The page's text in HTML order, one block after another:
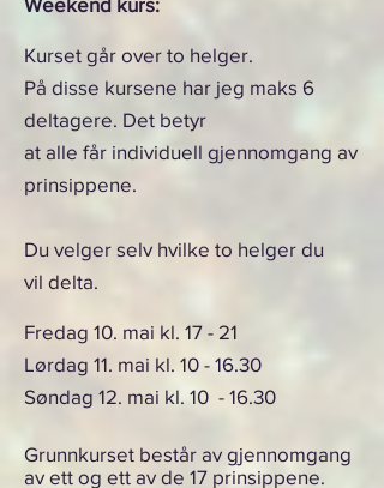
Kurset går over to helger.
På disse kursene har jeg maks 6
deltagere. Det betyr
at alle får individuell gjennomgang av
prinsippene.
Du velger selv hvilke to helger du
vil delta.
Fredag 10. mai kl. 17 - 21
Lørdag 11. mai kl. 10 - 16.30
Søndag 12. mai kl. 10 - 16.30
Grunnkurset består av gjennomgang
av ett og ett av de 17 prinsippene.